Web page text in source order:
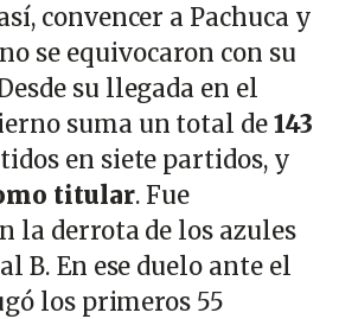
convencer a Pachuca y
se equivocaron con su
su llegada en el
suma un total de143
en siete partidos, y
titular. Fue
la derrota de los azules
B. En ese duelo ante el
los primeros 55